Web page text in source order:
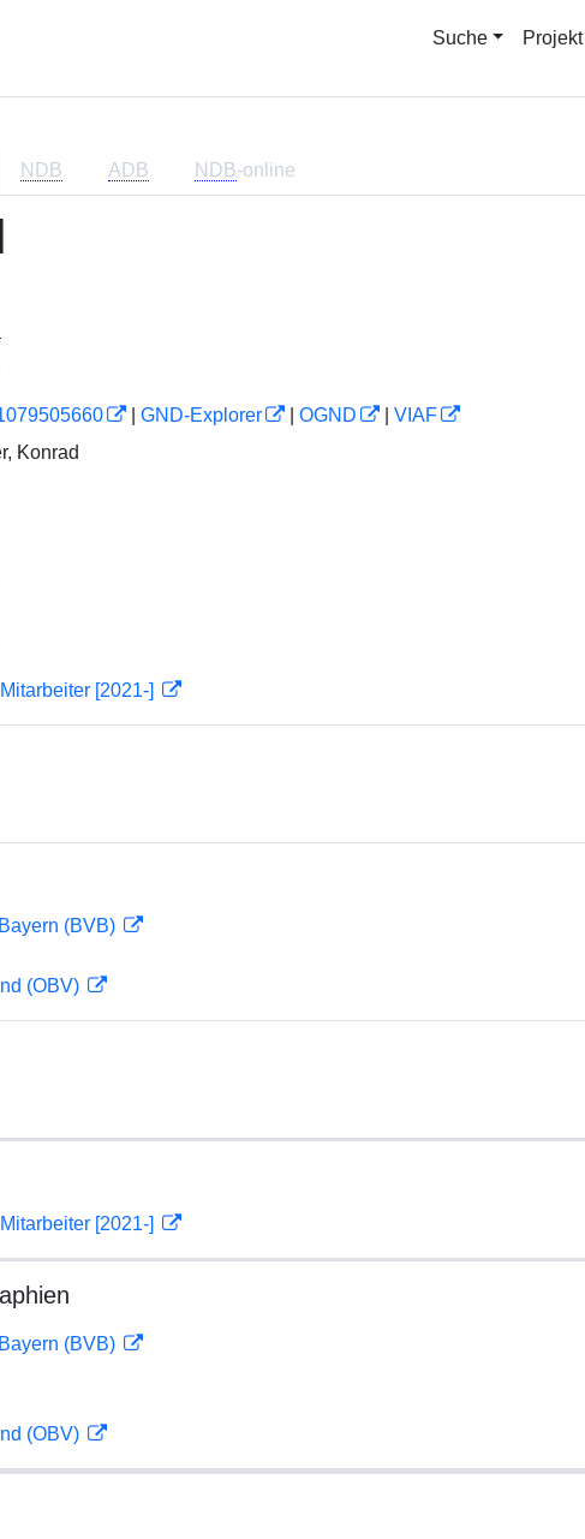
Suche Projekt
NDB ADB NDB-online
GND-Explorer OGND
VIAF
Konrad
[2021-]
(BVB)
(OBV)
[2021-]
(BVB)
(OBV)